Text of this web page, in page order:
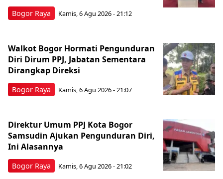
Bogor Raya Kamis, 6 Agu 2026 - 21:12
Bogor Raya
Walkot Bogor Hormati Pengunduran
Diri Dirum PPJ, Jabatan Sementara
Dirangkap Direksi
Kamis, 6 Agu 2026 - 21:07
Bogor Raya
Direktur Umum PPJ Kota Bogor
Samsudin Ajukan Pengunduran Diri,
Ini Alasannya
Kamis, 6 Agu 2026 - 21:02